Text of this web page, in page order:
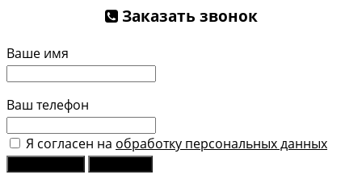
Заказать звонок
Ваше имя
Ваш телефон
Я согласен на обработку персональных данных